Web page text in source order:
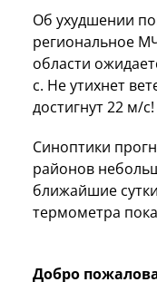
Об ухудшении
региональное
области
с. Не утихнет
достигнут 22 м/с!
Синоптики
районов
ближайшие
термометра
Добро